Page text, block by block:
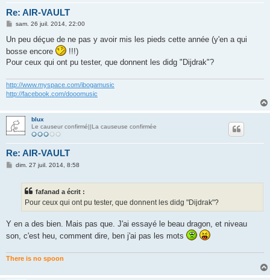
Re: AIR-VAULT
M
s
a
g
e
sam. 26 juil. 2014, 22:00
Un peu déçue de ne pas y avoir mis les pieds cette année (y'en a qui
bosse encore
!!!)
Pour ceux qui ont pu tester, que donnent les didg "Dijdrak"?
http://www.myspace.com/ibogamusic
http://facebook.com/dooomusic
blux
Le causeur confirmé||La causeuse confirmée
Re: AIR-VAULT
Mdim. 27 juil. 2014, 8:58
fafanad a écrit :
Pour ceux qui ont pu tester, que donnent les didg "Dijdrak"?
Y en a des bien. Mais pas que. J'ai essayé le beau dragon, et niveau
son, c'est heu, comment dire, ben j'ai pas les mots
There is no spoon